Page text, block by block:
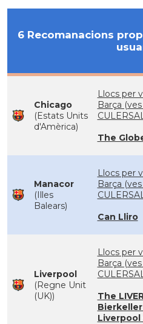
6 Recomanacions
Chicago
(Estats Units
d'Amèrica)
Llocs per
Barça (ves
The
Manacor
(Illes
Balears)
Llocs per
Barça (ves
Can Lliro
Liverpool
(Regne Unit
(UK))
Llocs per
Barça (ves
The
Liverpool